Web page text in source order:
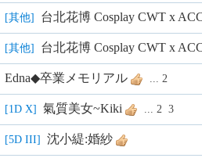
[其他] 台北花博 Cosplay CWT x
[其他] 台北花博 Cosplay CWT x
Edna◆卒業メモリアル ... 2
[1D X] 氣質美女~Kiki ... 2 3
[5D III] 沈小緹:婚紗